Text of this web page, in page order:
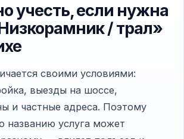
учесть, если нужна
/ трал»
своими условиями:
выезды на шоссе,
и частные адреса. Поэтому
названию услуга может